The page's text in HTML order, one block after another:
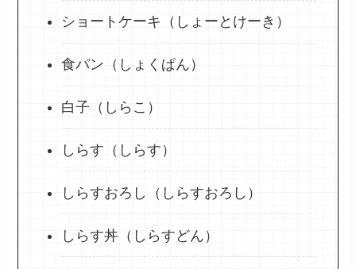
ショートケーキ（しょーとけーき）
食パン（しょくぱん）
白子（しらこ）
しらす（しらす）
しらすおろし（しらすおろし）
しらす丼（しらすどん）